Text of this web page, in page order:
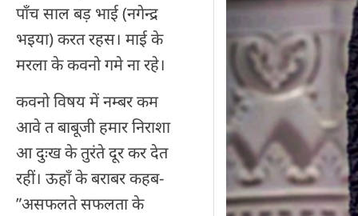
पाँच साल बड़ भाई (नगेन्द्र
भइया) करत रहस। माई के
मरला के कवनो गमे ना रहे।
कवनो विषय में नम्बर कम
आवे त बाबूजी हमार निराशा
आ दुःख के तुरंते दूर कर देत
रहीं। ऊहाँ के बराबर कहब-
”असफलते सफलता के